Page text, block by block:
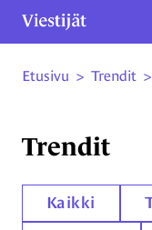
Etusivu > Trendit >
Trendit
Kaikki